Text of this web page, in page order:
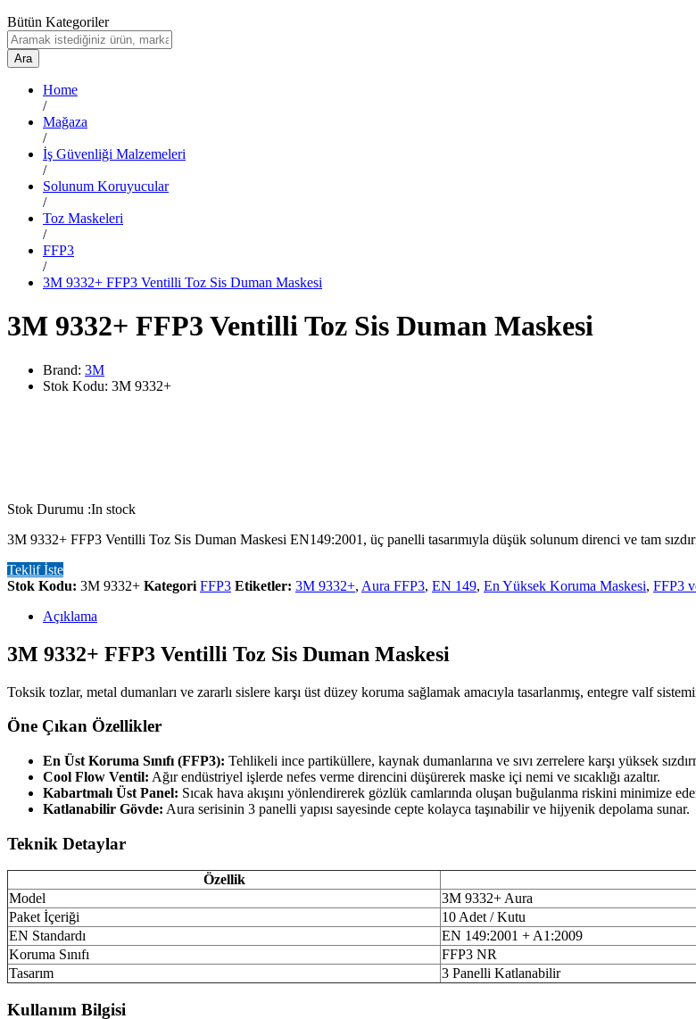
Bütün Kategoriler
Ara
Home
/
Mağaza
/
İş Güvenliği Malzemeleri
/
Solunum Koruyucular
/
Toz Maskeleri
/
FFP3
/
3M 9332+ FFP3 Ventilli Toz Sis Duman Maskesi
3M 9332+ FFP3 Ventilli Toz Sis Duman Maskesi
Brand: 3M
Stok Kodu: 3M 9332+
Stok Durumu :In stock
3M 9332+ FFP3 Ventilli Toz Sis Duman Maskesi EN149:2001, üç panelli tasarımıyla düşük solunum direnci ve tam
Teklif İste
Stok Kodu: 3M 9332+ Kategori FFP3 Etiketler: 3M 9332+, Aura FFP3, EN 149, En Yüksek Koruma Maskesi, FFP3
Açıklama
3M 9332+ FFP3 Ventilli Toz Sis Duman Maskesi
Toksik tozlar, metal dumanları ve zararlı sislere karşı üst düzey koruma sağlamak amacıyla tasarlanmış, entegre valf
Öne Çıkan Özellikler
En Üst Koruma Sınıfı (FFP3): Tehlikeli ince partiküllere, kaynak dumanlarına ve sıvı zerrelere karşı yüksek
Cool Flow Ventil: Ağır endüstriyel işlerde nefes verme direncini düşürerek maske içi nemi ve sıcaklığı azaltır.
Kabartmalı Üst Panel: Sıcak hava akışını yönlendirerek gözlük camlarında oluşan buğulanma riskini minimize
Katlanabilir Gövde: Aura serisinin 3 panelli yapısı sayesinde cepte kolayca taşınabilir ve hijyenik depolama sunar.
Teknik Detaylar
Özellik
Model
3M 9332+ Aura
Paket İçeriği
10 Adet / Kutu
EN Standardı
EN 149:2001 + A1:2009
Koruma Sınıfı
FFP3 NR
Tasarım
3 Panelli Katlanabilir
Kullanım Bilgisi